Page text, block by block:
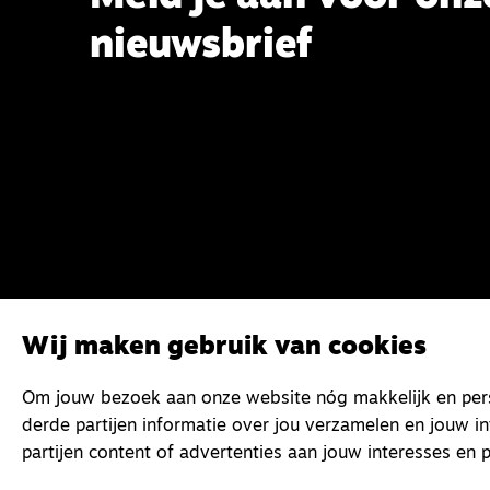
nieuwsbrief
Wij maken gebruik van cookies
Om jouw bezoek aan onze website nóg makkelijk en
derde partijen informatie over jou verzamelen en jouw
partijen content of advertenties aan jouw interesses en